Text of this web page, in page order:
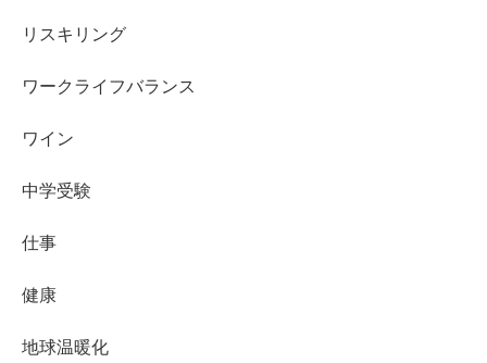
リスキリング
ワークライフバランス
ワイン
中学受験
仕事
健康
地球温暖化